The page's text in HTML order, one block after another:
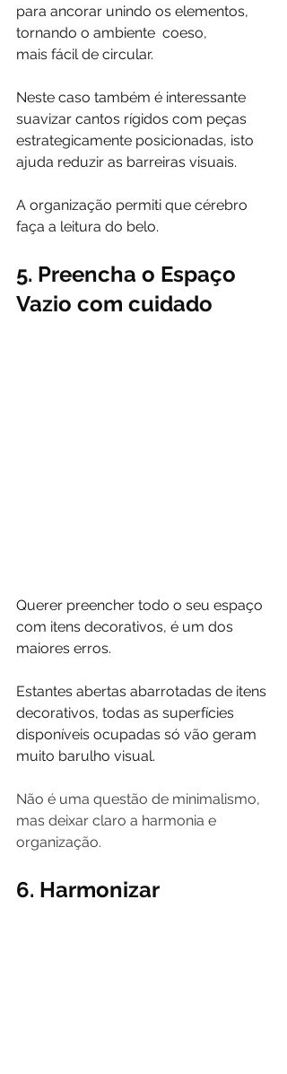
para ancorar unindo os elementos,
tornando o ambiente  coeso,
mais fácil de circular.
Neste caso também é interessante
suavizar cantos rígidos com peças
estrategicamente posicionadas, isto
ajuda reduzir as barreiras visuais.
A organização permiti que cérebro
faça a leitura do belo.
5. Preencha o Espaço
Vazio com cuidado
Querer preencher todo o seu espaço
com itens decorativos, é um dos
maiores erros.
Estantes abertas abarrotadas de itens
decorativos, todas as superfícies
disponíveis ocupadas só vão geram
muito barulho visual.
Não é uma questão de minimalismo,
mas deixar claro a harmonia e
organização.
6. Harmonizar